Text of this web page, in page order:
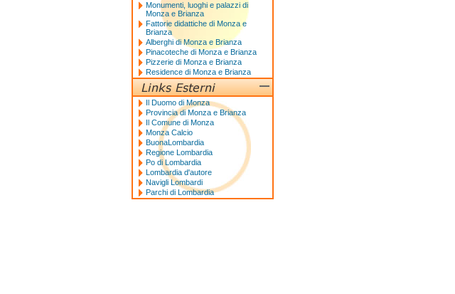
Monumenti, luoghi e palazzi di
Monza e Brianza
Fattorie didattiche di Monza e
Brianza
Alberghi di Monza e Brianza
Pinacoteche di Monza e Brianza
Pizzerie di Monza e Brianza
Residence di Monza e Brianza
Il Duomo di Monza
Provincia di Monza e Brianza
Il Comune di Monza
Monza Calcio
BuonaLombardia
Regione Lombardia
Po di Lombardia
Lombardia d'autore
Navigli Lombardi
Parchi di Lombardia